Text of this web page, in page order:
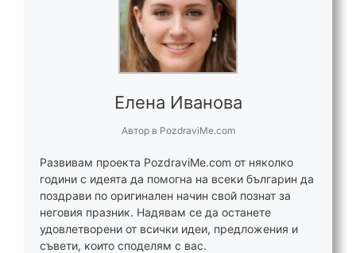
Елена Иванова
Автор в PozdraviMe.com
Развивам проекта PozdraviMe.com от няколко
години с идеята да помогна на всеки българин да
поздрави по оригинален начин свой познат за
неговия празник. Надявам се да останете
удовлетворени от всички идеи, предложения и
съвети, които споделям с вас.